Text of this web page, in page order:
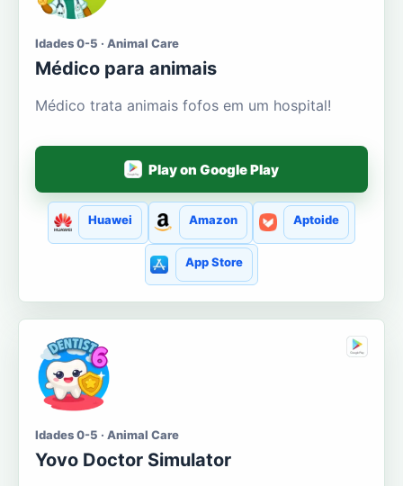
Idades 0-5 · Animal Care
Médico para animais
Médico trata animais fofos em um hospital!
Play on Google Play
Huawei Amazon Aptoide
App Store
Idades 0-5 · Animal Care
Yovo Doctor Simulator